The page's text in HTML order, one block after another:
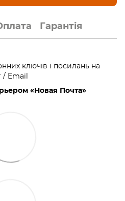
Гарантія
ключів і посилань на
/ Email
«Новая Почта»